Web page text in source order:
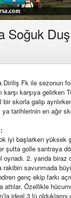
Soğuk
Diriliş Fk ile sezonun
karşı karşıya gelirken
skorla galip
tarihlerinin en ağır
iyi başlarken yüksek
şutta golle santraya
oynadı. 2. yarıda biraz
rakibin savunmada
genç ekip farkı
attılar. Özellikle
ideal 3 lü